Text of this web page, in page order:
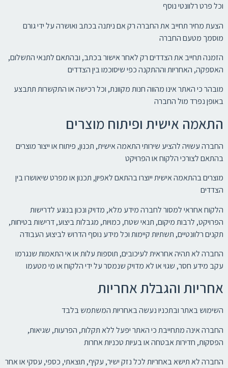
וכל פרט רלוונטי נוסף
הצעת מחיר תחייב את החברה רק אם ניתנה בכתב ואושרה על ידי גורם
מוסמך מטעם החברה
הזמנה תחייב את הצדדים רק לאחר אישור בכתב, ובהתאם לתנאי התשלום,
האספקה, האחריות וההתקנה כפי שיסוכמו בין הצדדים
מובהר כי האתר אינו מהווה חנות מקוונת, וכל רכישה או התקשרות תתבצע
באופן נפרד מול החברה
התאמה אישית ופיתוח מוצרים
החברה עשויה להציע שירותי התאמה אישית, תכנון, פיתוח או ייצור מוצרים
בהתאם לצורכי הלקוח או הפרויקט
מוצרים בהתאמה אישית ייוצרו בהתאם לאפיון, תכנון או מפרט שיאושרו בין
הצדדים
הלקוח אחראי למסור לחברה מידע מלא, מדויק ונכון בנוגע לדרישות
הפרויקט, לרבות מיקום, תנאי שטח, כמויות, מגבלות ביצוע, דרישות בטיחות,
תקנים רלוונטיים, תשתיות קיימות וכל מידע נוסף הדרוש לביצוע העבודה
החברה לא תהיה אחראית לעיכובים, תוספות עלות או אי התאמות שנגרמו
עקב מידע חסר, שגוי או לא מדויק שנמסר על ידי הלקוח או מי מטעמו
אחריות והגבלת אחריות
השימוש באתר ובתכניו נעשה באחריות המשתמש בלבד
החברה אינה מתחייבת כי האתר יפעל ללא תקלות, הפרעות, שגיאות,
הפסקות, חדירות אבטחה או בעיות טכניות אחרות
החברה לא תישא באחריות לכל נזק ישיר, עקיף, תוצאתי, כספי, עסקי או אחר